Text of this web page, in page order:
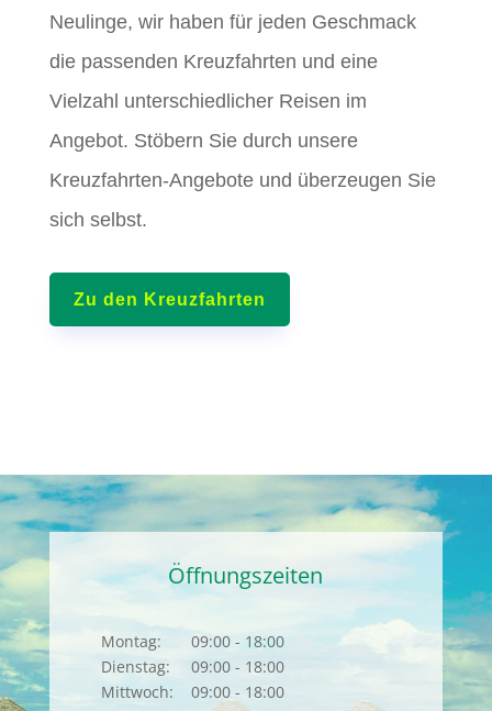
Neulinge, wir haben für jeden Geschmack
die passenden Kreuzfahrten und eine
Vielzahl unterschiedlicher Reisen im
Angebot. Stöbern Sie durch unsere
Kreuzfahrten-Angebote und überzeugen Sie
sich selbst.
Zu den Kreuzfahrten
Öffnungszeiten
Montag:
Dienstag:
Mittwoch:
09:00 - 18:00
09:00 - 18:00
09:00 - 18:00